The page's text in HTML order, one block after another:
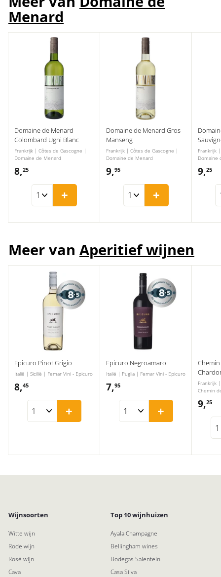
Menard
Domaine de Menard
Colombard Ugni Blanc
Frankrijk | Côtes de Gascogne |
Domaine de Menard
8,25
+
Domaine de Menard Gros
Manseng
Frankrijk | Côtes de Gascogne |
Domaine de Menard
9,959
+
Frankrijk
Domaine
9,259
Meer van Aperitief wijnen
Epicuro Pinot Grigio
Italië | Sicilië | Femar Vini - Epicuro
8,45
,
4
+
Epicuro Negroamaro
Italië | Puglia | Femar Vini - Epicuro
7,957
,
9
+
Frankrijk
Chemin
9,259
,
2
Wijnsoorten
Witte wijn
Rode wijn
Rosé wijn
Cava
Top 10 wijnhuizen
Ayala Champagne
Bellingham wines
Bodegas Salentein
Casa Silva